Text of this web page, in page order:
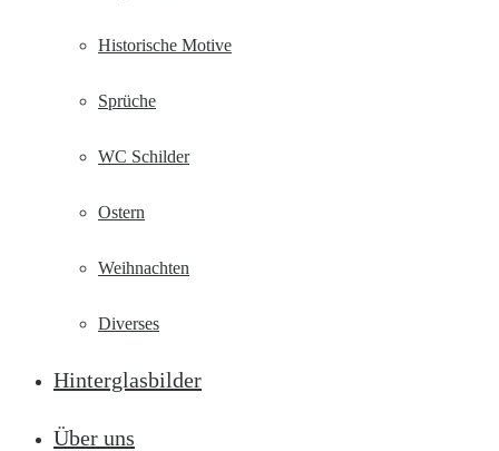
Historische Motive
Sprüche
WC Schilder
Ostern
Weihnachten
Diverses
Hinterglasbilder
Über uns